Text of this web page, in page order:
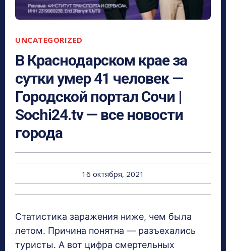
UNCATEGORIZED
В Краснодарском крае за
сутки умер 41 человек —
Городской портал Сочи |
Sochi24.tv — все новости
города
16 октября, 2021
Статистика заражения ниже, чем была
летом. Причина понятна — разъехались
туристы. А вот цифра смертельных